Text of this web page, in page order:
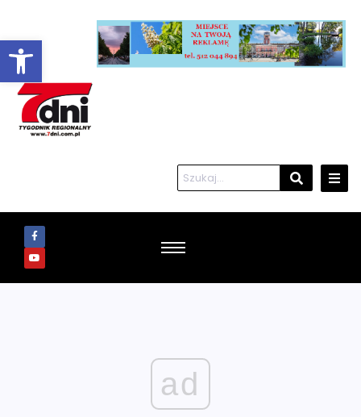
ad
Otwórz pasek narzędzi